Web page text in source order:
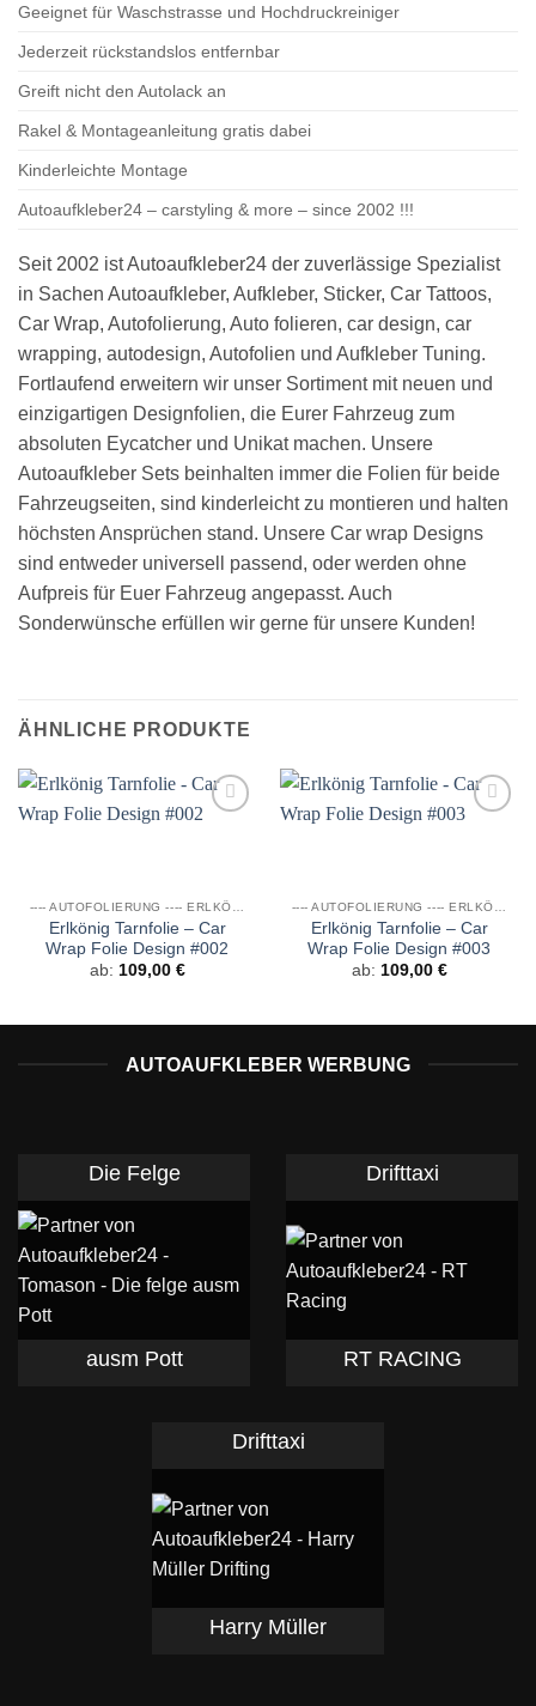
Geeignet für Waschstrasse und Hochdruckreiniger
Jederzeit rückstandslos entfernbar
Greift nicht den Autolack an
Rakel & Montageanleitung gratis dabei
Kinderleichte Montage
Autoaufkleber24 – carstyling & more – since 2002 !!!
Seit 2002 ist Autoaufkleber24 der zuverlässige Spezialist
in Sachen Autoaufkleber, Aufkleber, Sticker, Car Tattoos,
Car Wrap, Autofolierung, Auto folieren, car design, car
wrapping, autodesign, Autofolien und Aufkleber Tuning.
Fortlaufend erweitern wir unser Sortiment mit neuen und
einzigartigen Designfolien, die Eurer Fahrzeug zum
absoluten Eycatcher und Unikat machen. Unsere
Autoaufkleber Sets beinhalten immer die Folien für beide
Fahrzeugseiten, sind kinderleicht zu montieren und halten
höchsten Ansprüchen stand. Unsere Car wrap Designs
sind entweder universell passend, oder werden ohne
Aufpreis für Euer Fahrzeug angepasst. Auch
Sonderwünsche erfüllen wir gerne für unsere Kunden!
ÄHNLICHE PRODUKTE
Erlkönig Tarnfolie – Car
Wrap Folie Design #002
ab: 109,00 €
Erlkönig Tarnfolie – Car
Wrap Folie Design #003
ab: 109,00 €
AUTOAUFKLEBER WERBUNG
Die Felge
ausm Pott
Drifttaxi
RT RACING
Drifttaxi
Harry Müller